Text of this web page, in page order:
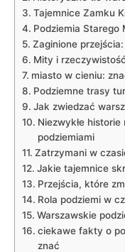
Tajemnice Zamku
Podziemia Starego
Zaginione
Mity i
miasto w cieniu:
Podziemne trasy
Jak zwiedzać
Niezwykłe
podziemiami
Zatrzymani w
Jakie tajemnice
Przejścia, które
Rola podziemi w
Warszawskie
ciekawe fakty o
znać